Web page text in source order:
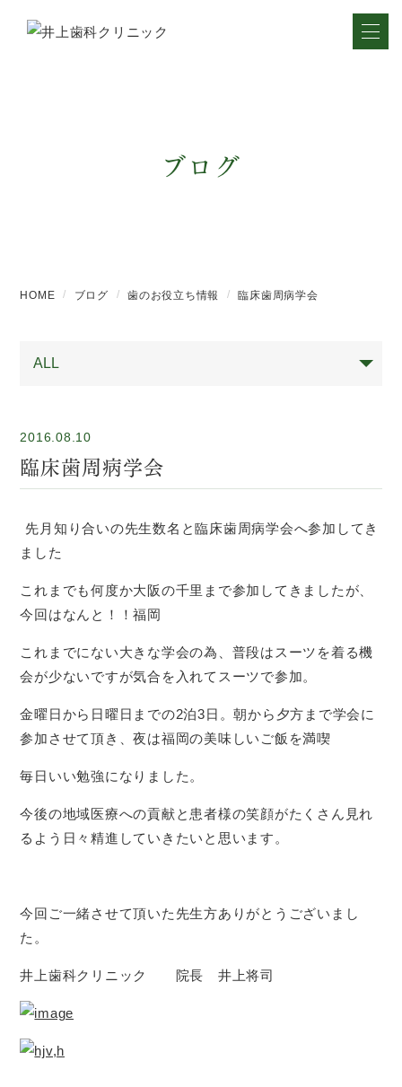
ブログ
HOME ブログ 歯のお役立ち情報 臨床歯周病学会
2016.08.10
臨床歯周病学会
先月知り合いの先生数名と臨床歯周病学会へ参加してき
ました
これまでも何度か大阪の千里まで参加してきましたが、
今回はなんと！！福岡
これまでにない大きな学会の為、普段はスーツを着る機
会が少ないですが気合を入れてスーツで参加。
金曜日から日曜日までの2泊3日。朝から夕方まで学会に
参加させて頂き、夜は福岡の美味しいご飯を満喫
毎日いい勉強になりました。
今後の地域医療への貢献と患者様の笑顔がたくさん見れ
るよう日々精進していきたいと思います。
今回ご一緒させて頂いた先生方ありがとうございまし
た。
井上歯科クリニック 院長 井上将司